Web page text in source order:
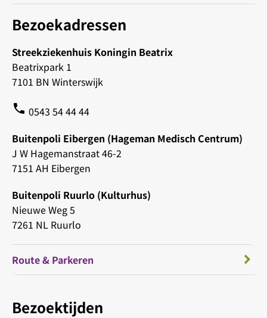
Bezoekadressen
Streekziekenhuis Koningin Beatrix
Beatrixpark 1
7101 BN Winterswijk
phone 0543 54 44 44
Buitenpoli Eibergen (Hageman Medisch Centrum)
J W Hagemanstraat 46-2
7151 AH Eibergen
Buitenpoli Ruurlo (Kulturhus)
Nieuwe Weg 5
7261 NL Ruurlo
Route & Parkeren
Bezoektijden